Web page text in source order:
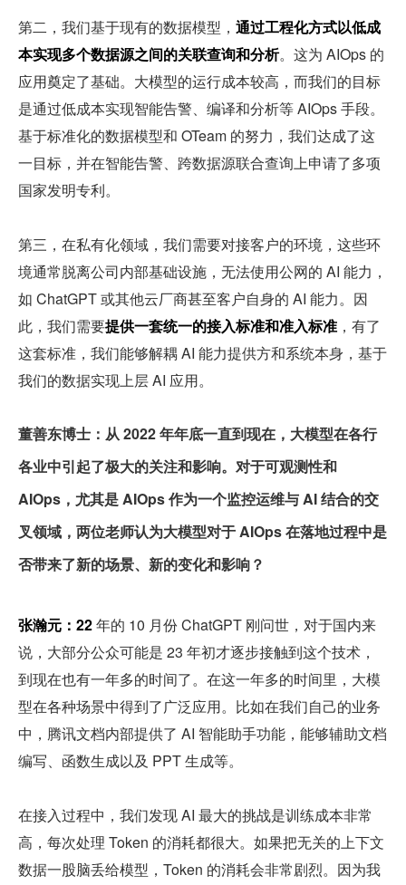
第二，我们基于现有的数据模型， 通过工程化方式以低成
本实现多个数据源之间的关联查询和分析。这为 AIOps 的
应用奠定了基础。大模型的运行成本较高，而我们的目标
是通过低成本实现智能告警、编译和分析等 AIOps 手段。
基于标准化的数据模型和 OTeam 的努力，我们达成了这
一目标，并在智能告警、跨数据源联合查询上申请了多项
国家发明专利。
第三，在私有化领域，我们需要对接客户的环境，这些环
境通常脱离公司内部基础设施，无法使用公网的 AI 能力，
如 ChatGPT 或其他云厂商甚至客户自身的 AI 能力。因
此，我们需要提供一套统一的接入标准和准入标准 ，有了
这套标准，我们能够解耦 AI 能力提供方和系统本身，基于
我们的数据实现上层 AI 应用。
董善东博士：从 2022 年年底一直到现在，大模型在各行
各业中引起了极大的关注和影响。对于可观测性和
AIOps，尤其是 AIOps 作为一个监控运维与 AI 结合的交
叉领域，两位老师认为大模型对于 AIOps 在落地过程中是
否带来了新的场景、新的变化和影响？
张瀚元：22 年的 10 月份 ChatGPT 刚问世，对于国内来
说，大部分公众可能是 23 年初才逐步接触到这个技术，
到现在也有一年多的时间了。在这一年多的时间里，大模
型在各种场景中得到了广泛应用。比如在我们自己的业务
中，腾讯文档内部提供了 AI 智能助手功能，能够辅助文档
编写、函数生成以及 PPT 生成等。
在接入过程中，我们发现 AI 最大的挑战是训练成本非常
高，每次处理 Token 的消耗都很大。如果把无关的上下文
数据一股脑丢给模型，Token 的消耗会非常剧烈。因为我